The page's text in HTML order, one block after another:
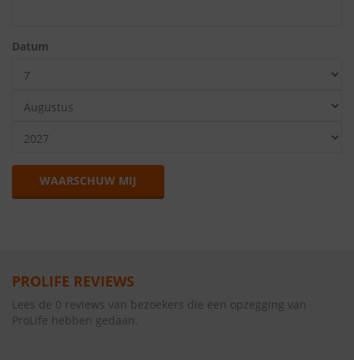
Datum
WAARSCHUW MIJ
PROLIFE REVIEWS
Lees de 0 reviews van bezoekers die een opzegging van
ProLife hebben gedaan.